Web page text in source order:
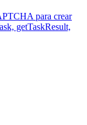
para crear
getTaskResult,